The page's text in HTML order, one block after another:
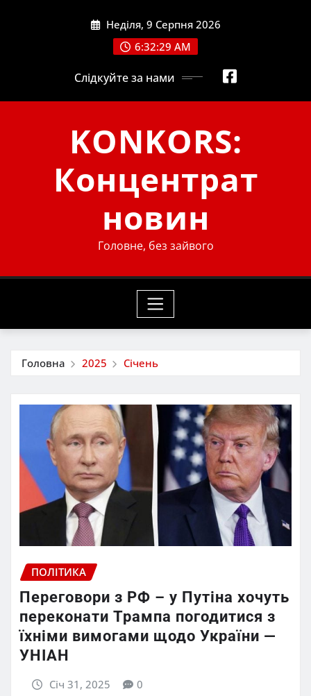
Неділя, 9 Серпня 2026
6:32:30 AM
Слідкуйте за нами
KONKORS:
Концентрат
новин
Головне, без зайвого
Головна 2025 Січень
ПОЛІТИКА
Переговори з РФ – у Путіна хочуть
переконати Трампа погодитися з
їхніми вимогами щодо України —
УНІАН
Січ 31, 2025 0